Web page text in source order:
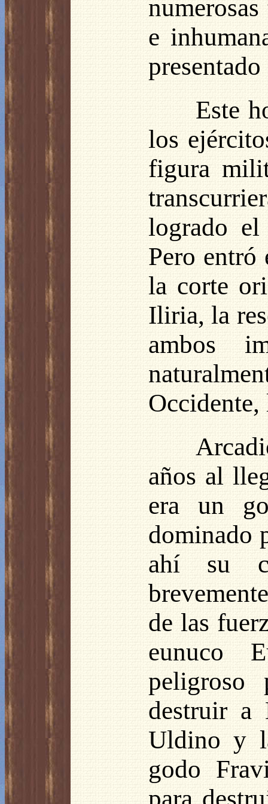
e
Este
los
figura
logrado
Pero
la corte
Iliria, la
ambos
Occidente,
años al
era un
dominado
ahí su
de las
eunuco
peligroso
destruir a
Uldino y
godo